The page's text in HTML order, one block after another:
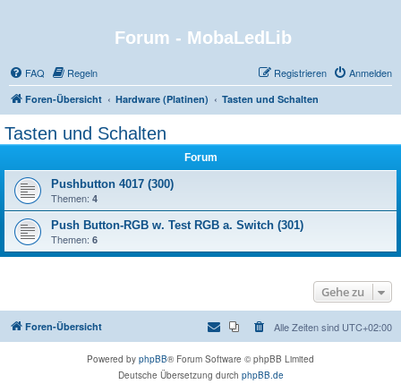
Forum - MobaLedLib
FAQ Regeln Anmelden
Registrieren
Foren-Übersicht Hardware (Platinen) Tasten und Schalten
Tasten und Schalten
Forum
Pushbutton 4017 (300)
Themen: 4
Push Button-RGB w. Test RGB a. Switch (301)
Themen: 6
Gehe zu
Foren-Übersicht Alle Zeiten sind UTC+02:00
Powered by phpBB® Forum Software © phpBB Limited
Deutsche Übersetzung durch phpBB.de